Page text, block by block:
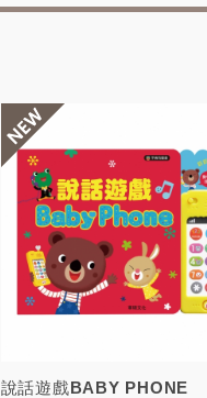
說話遊戲BABY PHONE